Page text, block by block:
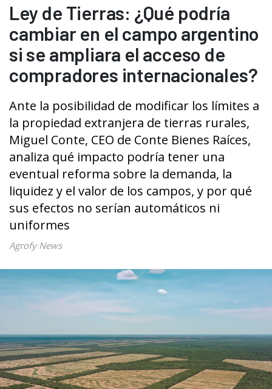
Ley de Tierras: ¿Qué podría
cambiar en el campo argentino
si se ampliara el acceso de
compradores internacionales?
Ante la posibilidad de modificar los límites a
la propiedad extranjera de tierras rurales,
Miguel Conte, CEO de Conte Bienes Raíces,
analiza qué impacto podría tener una
eventual reforma sobre la demanda, la
liquidez y el valor de los campos, y por qué
sus efectos no serían automáticos ni
uniformes
Agrofy News